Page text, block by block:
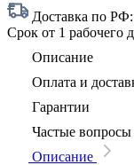
Доставка по РФ:
Срок от 1 рабочего
Описание
Оплата и
Гарантии
Частые вопросы
Описание